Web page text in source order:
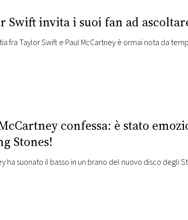
Swift invita i suoi fan ad
fra Taylor Swift e Paul McCartney è ormai nota da
confessa: è stato
Stones!
McCartney ha suonato il basso in un brano del nuovo